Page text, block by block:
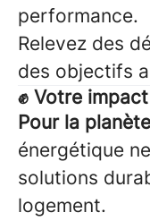
performance.
Relevez des
des objectifs
✊ Votre
Pour la planète
énergétique
solutions
logement.